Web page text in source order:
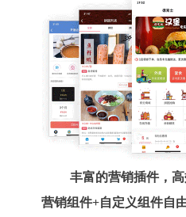
丰富的营销插件，
营销组件+自定义组件自